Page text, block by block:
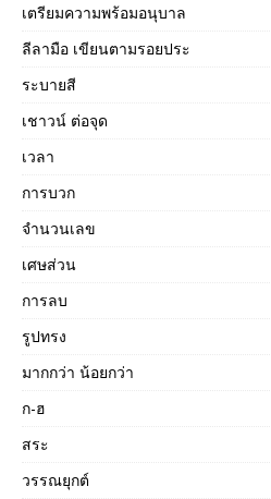
เตรียมความพร้อมอนุบาล
ลีลามือ เขียนตามรอยประ
ระบายสี
เชาวน์ ต่อจุด
เวลา
การบวก
จำนวนเลข
เศษส่วน
การลบ
รูปทรง
มากกว่า น้อยกว่า
ก-ฮ
สระ
วรรณยุกต์